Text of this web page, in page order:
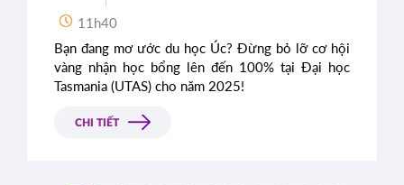
11h40
Bạn đang mơ ước du học Úc? Đừng bỏ lỡ cơ hội
vàng nhận học bổng lên đến 100% tại Đại học
Tasmania (UTAS) cho năm 2025!
CHI TIẾT